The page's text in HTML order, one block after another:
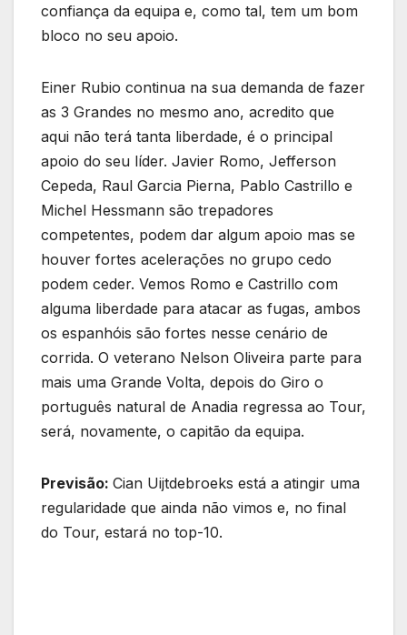
confiança da equipa e, como tal, tem um bom
bloco no seu apoio.
Einer Rubio continua na sua demanda de fazer
as 3 Grandes no mesmo ano, acredito que
aqui não terá tanta liberdade, é o principal
apoio do seu líder. Javier Romo, Jefferson
Cepeda, Raul Garcia Pierna, Pablo Castrillo e
Michel Hessmann são trepadores
competentes, podem dar algum apoio mas se
houver fortes acelerações no grupo cedo
podem ceder. Vemos Romo e Castrillo com
alguma liberdade para atacar as fugas, ambos
os espanhóis são fortes nesse cenário de
corrida. O veterano Nelson Oliveira parte para
mais uma Grande Volta, depois do Giro o
português natural de Anadia regressa ao Tour,
será, novamente, o capitão da equipa.
Previsão: Cian Uijtdebroeks está a atingir uma
regularidade que ainda não vimos e, no final
do Tour, estará no top-10.